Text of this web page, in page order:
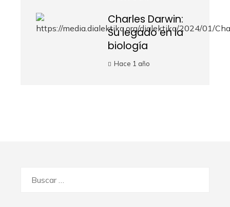
Charles Darwin:
Su legado en la
biología
Hace 1 año